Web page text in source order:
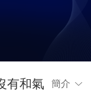
有和氣
簡介